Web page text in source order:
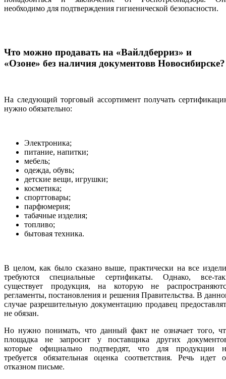
необходимо для подтверждения гигиенической безопасности.
Что можно продавать на «Вайлдберриз» и
«Озоне» без наличия документовв Новосибирске?
На следующий торговый ассортимент получать
нужно обязательно:
Электроника;
питание, напитки;
мебель;
одежда, обувь;
детские вещи, игрушки;
косметика;
спорттовары;
парфюмерия;
табачные изделия;
топливо;
бытовая техника.
В целом, как было сказано выше, практически на все
требуются специальные сертификаты. Однако, все-
существует продукция, на которую не
регламенты, постановления и решения Правительства. В
случае разрешительную документацию продавец
не обязан.
Но нужно понимать, что данный факт не означает того,
площадка не запросит у поставщика других
которые официально подтвердят, что для продукции
требуется обязательная оценка соответствия. Речь идет
отказном письме.